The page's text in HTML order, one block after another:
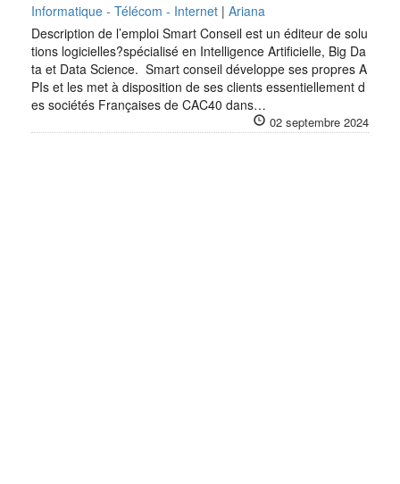
Informatique - Télécom - Internet | Ariana
Description de l’emploi Smart Conseil est un éditeur de solu
tions logicielles?spécialisé en Intelligence Artificielle, Big Da
ta et Data Science. Smart conseil développe ses propres A
PIs et les met à disposition de ses clients essentiellement d
es sociétés Françaises de CAC40 dans…
02 septembre 2024